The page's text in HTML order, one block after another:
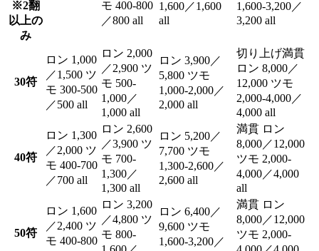
※2翻
以上の
み
モ 400-800
／800 all
1,600／1,600
all
1,600-3,200／
3,200 all
30符
ロン 1,000
／1,500 ツ
モ 300-500
／500 all
ロン 2,000
／2,900 ツ
モ 500-
1,000／
1,000 all
ロン 3,900／
5,800 ツモ
1,000-2,000／
2,000 all
切り上げ満貫
ロン 8,000／
12,000 ツモ
2,000-4,000／
4,000 all
40符
ロン 1,300
／2,000 ツ
モ 400-700
／700 all
ロン 2,600
／3,900 ツ
モ 700-
1,300／
1,300 all
ロン 5,200／
7,700 ツモ
1,300-2,600／
2,600 all
満貫 ロン
8,000／12,000
ツモ 2,000-
4,000／4,000
all
50符
ロン 1,600
／2,400 ツ
モ 400-800
ロン 3,200
／4,800 ツ
モ 800-
ロン 6,400／
9,600 ツモ
1,600-3,200／
満貫 ロン
8,000／12,000
ツモ 2,000-